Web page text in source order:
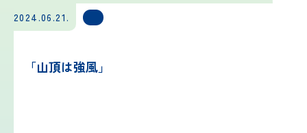
2024.06.21.
「山頂は強風」